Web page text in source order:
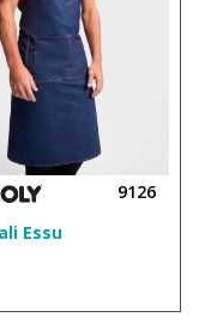
9126
Essu